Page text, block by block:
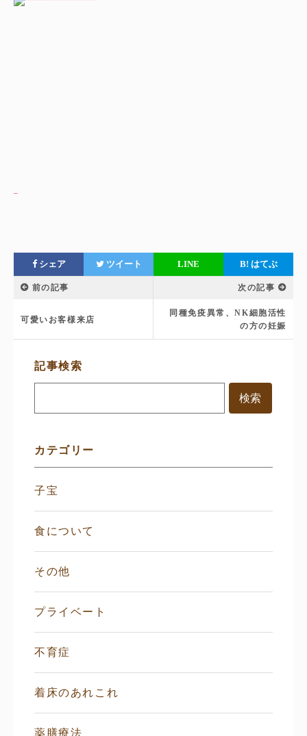
シェア ツイート LINE B! はてぶ
前の記事
可愛いお客様来店
次の記事
同種免疫異常、NK細胞活性
の方の妊娠
サ
ニ
記事検索
カテゴリー
子宝
食について
その他
プライベート
不育症
着床のあれこれ
薬膳療法